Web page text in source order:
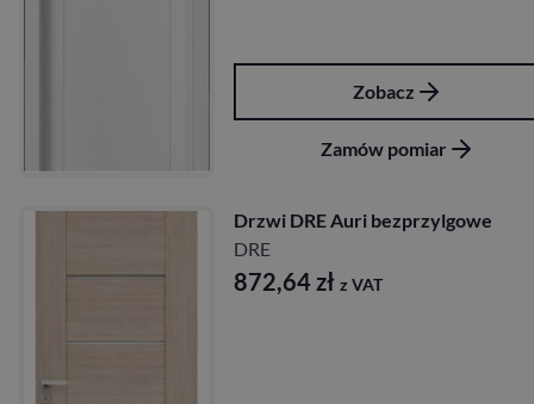
Zobacz
Zamów pomiar
Drzwi DRE Auri bezprzylgowe
DRE
872,64 zł z VAT